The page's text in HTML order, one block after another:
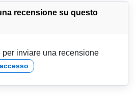
recensione su questo
per inviare una recensione
accesso